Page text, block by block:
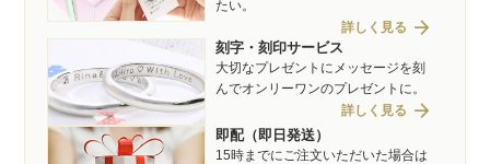
たい。
詳しく見る arrow_forward
刻字・刻印サービス
大切なプレゼントにメッセージを刻
んでオンリーワンのプレゼントに。
詳しく見る arrow_forward
即配（即日発送）
15時までにご注文いただいた場合は